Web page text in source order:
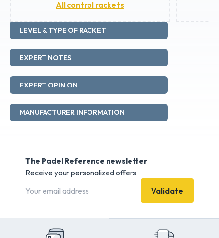
All control rackets
LEVEL & TYPE OF RACKET
EXPERT NOTES
EXPERT OPINION
MANUFACTURER INFORMATION
The Padel Reference newsletter
Receive your personalized offers
Validate